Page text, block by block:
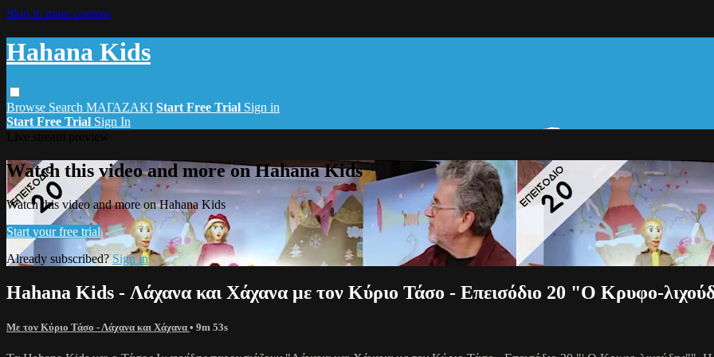
Skip to main content
Hahana Kids
Browse Search ΜΑΓΑΖΑΚΙ Start Free Trial Sign in
Start Free Trial Sign In
Watch this video and more on Hahana Kids
Watch this video and more on Hahana Kids
Start your free trial
Already subscribed? Sign in
Hahana Kids - Λάχανα και Χάχανα με τον Κύριο Τάσο - Επεισόδιο 20 "Ο Κρυφο-
Mε τον Κύριο Τάσο - Λάχανα και Χάχανα • 9m 53s